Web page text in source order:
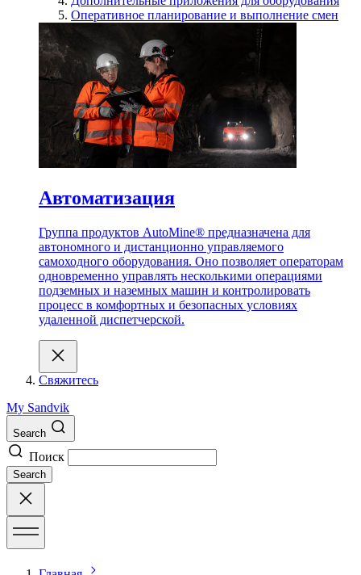
Оперативное планирование и выполнение смен
Автоматизация
Группа продуктов AutoMine® предназначена для
автономного и дистанционно управляемого
самоходного оборудования. Оно позволяет операторам
одновременно управлять несколькими операциями
подземных и наземных машин и контролировать
процесс в комфортных и безопасных условиях
удаленной диспетчерской.
Свяжитесь
My Sandvik
Search
Поиск
Search